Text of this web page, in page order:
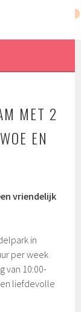
MET 2
EN
vriendelijk
in
per week
van 10:00-
liefdevolle